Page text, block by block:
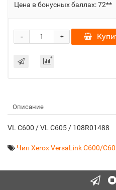
Цена в бонусных баллах:72**
+
-
Описание
VL C600 / VL C605 / 108R01488
Чип Xerox VersaLink C600/